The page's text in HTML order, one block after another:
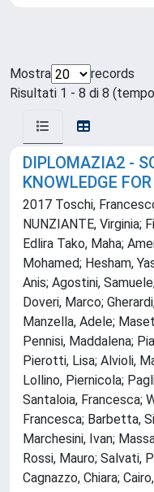
Mostra
records
Risultati 1 - 8 di 8
DIPLOMAZIA2 -
KNOWLEDGE
2017 Toschi,
NUNZIANTE, Virginia;
Edlira Tako, Maha;
Mohamed; Hesham,
Anis; Agostini,
Doveri, Marco;
Manzella, Adele;
Pennisi, Maddalena;
Pierotti, Lisa; Alvioli,
Lollino, Piernicola;
Santaloia, Francesca;
Francesca; Barbetta,
Marchesini, Ivan;
Rossi, Mauro; Salvati,
Cagnazzo, Chiara;